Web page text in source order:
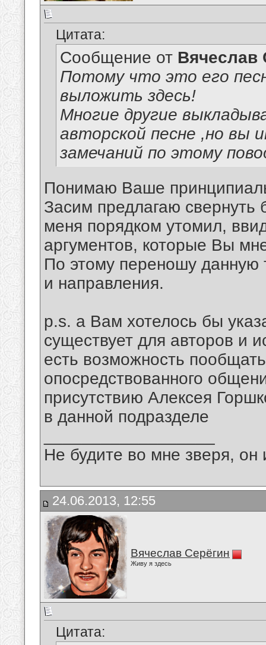
Цитата:
Сообщение от Вячеслав
Потому что это его
выложить здесь!
Многие другие
авторской песне ,но вы
замечаний по этому
Понимаю Ваше
Засим предлагаю свернуть
меня порядком утомил,
аргументов, которые Вы
По этому переношу данную
и направления.
p.s. а Вам хотелось бы
существует для авторов и
есть возможность
опосредствованного
присутствию Алексея
в данной подразделе
Не будите во мне зверя, он
24.06.2013, 12:55
Вячеслав Серёгин
Живу я здесь
Цитата: